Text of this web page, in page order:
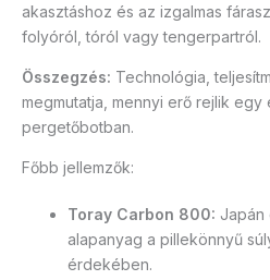
akasztáshoz és az izgalmas
folyóról, tóról vagy tengerpartról.
Összegzés: Technológia,
megmutatja, mennyi erő rejlik egy
pergetőbotban.
Főbb jellemzők:
Toray Carbon 800: Japán
alapanyag a pillekönnyű
érdekében.